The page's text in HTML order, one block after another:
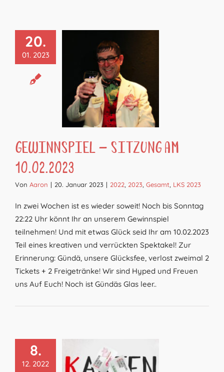
20.
01. 2023
Gewinnspiel – Sitzung am
10.02.2023
Von Aaron | 20. Januar 2023 | 2022, 2023, Gesamt, LKS 2023
In zwei Wochen ist es wieder soweit! Noch bis Sonntag
22:22 Uhr könnt Ihr an unserem Gewinnspiel
teilnehmen! Und mit etwas Glück seid Ihr am 10.02.2023
Teil eines kreativen und verrückten Spektakel! Zur
Erinnerung: Gündä, unsere Glücksfee, verlost zweimal 2
Tickets + 2 Freigetränke! Wir sind Hyped und Freuen
uns Auf Euch! Noch ist Gündäs Glas leer..
8.
12. 2022